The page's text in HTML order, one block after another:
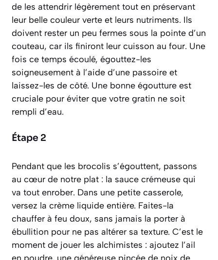
de les attendrir légèrement tout en préservant
leur belle couleur verte et leurs nutriments. Ils
doivent rester un peu fermes sous la pointe d’un
couteau, car ils finiront leur cuisson au four. Une
fois ce temps écoulé, égouttez-les
soigneusement à l’aide d’une passoire et
laissez-les de côté. Une bonne égoutture est
cruciale pour éviter que votre gratin ne soit
rempli d’eau.
Étape 2
Pendant que les brocolis s’égouttent, passons
au cœur de notre plat : la sauce crémeuse qui
va tout enrober. Dans une petite casserole,
versez la crème liquide entière. Faites-la
chauffer à feu doux, sans jamais la porter à
ébullition pour ne pas altérer sa texture. C’est le
moment de jouer les alchimistes : ajoutez l’ail